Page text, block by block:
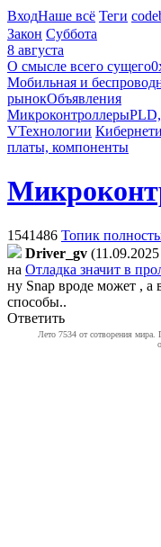
ВходНаше всё Теги
Закон Суббота
8 августа
О смысле всего сущего
Мобильная и
рынокОбъявления
Микроконтроллеры
VТехнологии
платы, компоненты
1541486 Топик
Driver_gv
на Отладка значит в
ну Snap вроде может , а
способы..
Ответить
Лето 7534 от сотворения мира.